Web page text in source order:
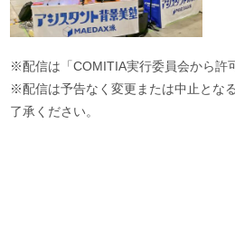
※配信は「COMITIA実行委員会から許
※配信は予告なく変更または中止とな
了承ください。